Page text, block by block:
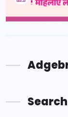
Search